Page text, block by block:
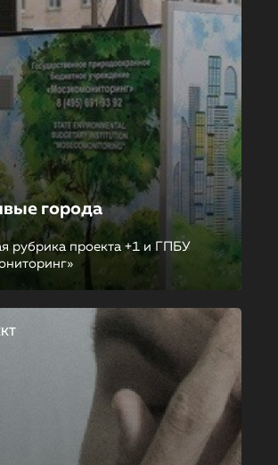
города
рубрика проекта +1 и ГПБУ